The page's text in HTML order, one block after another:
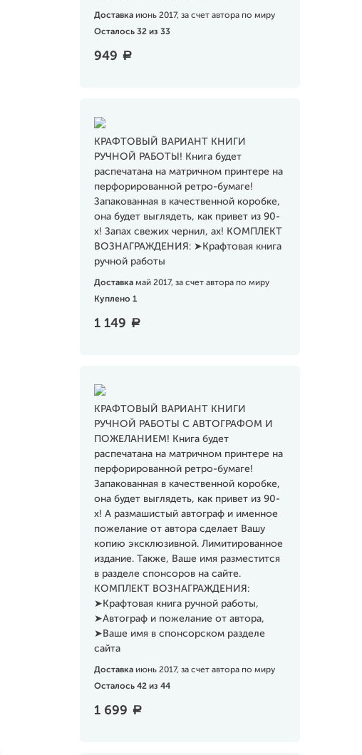
Доставка июнь 2017, за счет автора по миру
Осталось 32 из 33
949 a
КРАФТОВЫЙ ВАРИАНТ КНИГИ
РУЧНОЙ РАБОТЫ! Книга будет
распечатана на матричном принтере на
перфорированной ретро-бумаге!
Запакованная в качественной коробке,
она будет выглядеть, как привет из 90-
х! Запах свежих чернил, ах! КОМПЛЕКТ
ВОЗНАГРАЖДЕНИЯ: ➤Крафтовая книга
ручной работы
Доставка май 2017, за счет автора по миру
Куплено 1
1 149 a
КРАФТОВЫЙ ВАРИАНТ КНИГИ
РУЧНОЙ РАБОТЫ С АВТОГРАФОМ И
ПОЖЕЛАНИЕМ! Книга будет
распечатана на матричном принтере на
перфорированной ретро-бумаге!
Запакованная в качественной коробке,
она будет выглядеть, как привет из 90-
х! А размашистый автограф и именное
пожелание от автора сделает Вашу
копию эксклюзивной. Лимитированное
издание. Также, Ваше имя разместится
в разделе спонсоров на сайте.
КОМПЛЕКТ ВОЗНАГРАЖДЕНИЯ:
➤Крафтовая книга ручной работы,
➤Автограф и пожелание от автора,
➤Ваше имя в спонсорском разделе
сайта
Доставка июнь 2017, за счет автора по миру
Осталось 42 из 44
1 699 a